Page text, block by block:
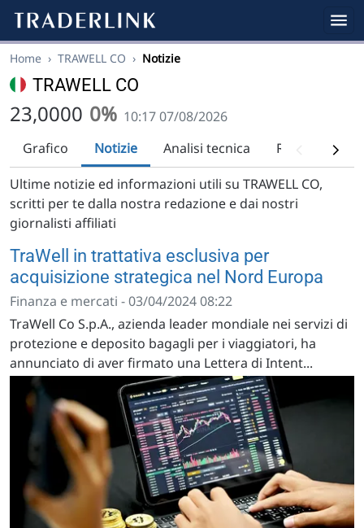
Home › TRAWELL CO › Notizie
TRAWELL CO
23,0000 0% 10:17 07/08/2026
Grafico
Notizie Analisi tecnica
Ultime notizie ed informazioni utili su TRAWELL CO,
scritti per te dalla nostra redazione e dai nostri
giornalisti affiliati
TraWell in trattativa esclusiva per
acquisizione strategica nel Nord Europa
Finanza e mercati - 03/04/2024 08:22
TraWell Co S.p.A., azienda leader mondiale nei servizi di
protezione e deposito bagagli per i viaggiatori, ha
annunciato di aver firmato una Lettera di Intent...